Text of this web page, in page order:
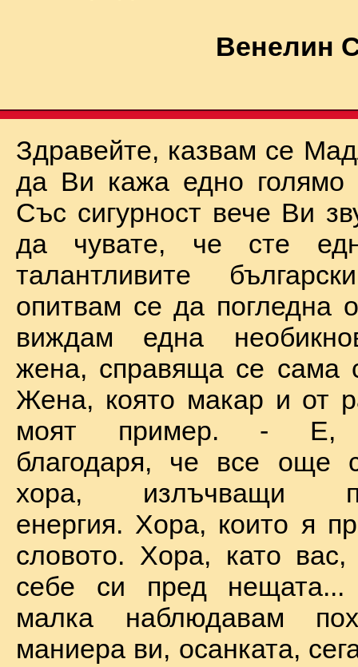
Венелин
Здравейте, казвам се
да Ви кажа едно голямо
Със сигурност вече Ви
да чувате, че сте
талантливите
опитвам се да погледна
виждам една
жена, справяща се сама
Жена, която макар и от
моят пример. - Е,
благодаря, че все още
хора, излъчващи
енергия. Хора, които я
словото. Хора, като
себе си пред
малка наблюдавам
маниера ви, осанката,